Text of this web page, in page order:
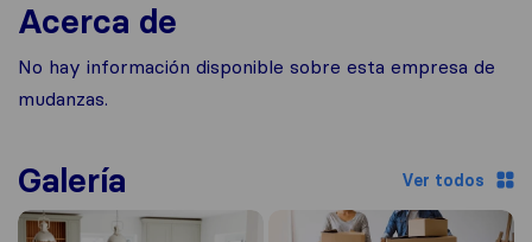
Acerca de
No hay información disponible sobre esta empresa de
mudanzas.
Galería Ver todos